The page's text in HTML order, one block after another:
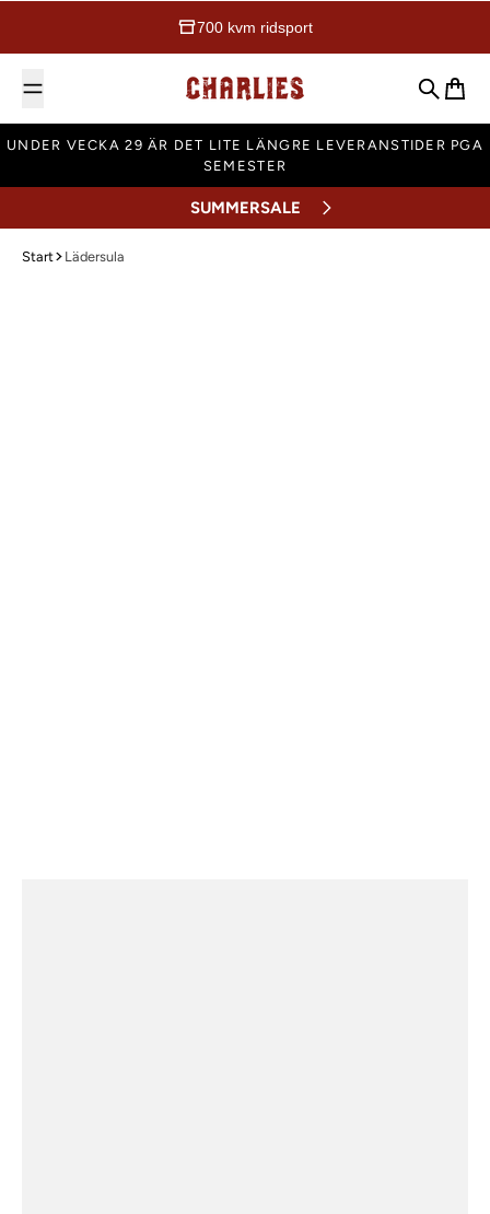
700 kvm ridsport
Charlies Ridsport
Sök
UNDER VECKA 29 ÄR DET LITE LÄNGRE LEVERANSTIDER PGA
SEMESTER
SUMMERSALE
Start Lädersula